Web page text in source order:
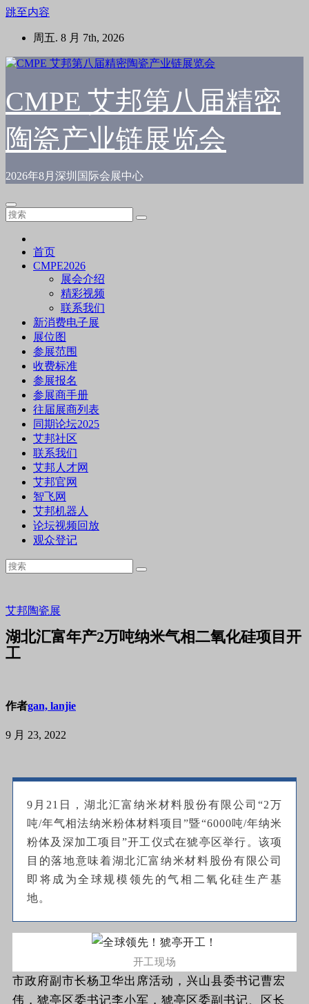
跳至内容
周五. 8 月 7th, 2026
CMPE 艾邦第八届精密
陶瓷产业链展览会
2026年8月深圳国际会展中心
首页
CMPE2026
展会介绍
精彩视频
联系我们
新消费电子展
展位图
参展范围
收费标准
参展报名
参展商手册
往届展商列表
同期论坛2025
艾邦社区
联系我们
艾邦人才网
艾邦官网
智飞网
艾邦机器人
论坛视频回放
观众登记
艾邦陶瓷展
湖北汇富年产2万吨纳米气相二氧化硅项目开
工
作者gan, lanjie
9 月 23, 2022
9月21日，湖北汇富纳米材料股份有限公司“2万
吨/年气相法纳米粉体材料项目”暨“6000吨/年纳米
粉体及深加工项目”开工仪式在猇亭区举行。该项
目的落地意味着湖北汇富纳米材料股份有限公司
即将成为全球规模领先的气相二氧化硅生产基
地。
开工现场
市政府副市长杨卫华出席活动，兴山县委书记曹宏
伟，猇亭区委书记李小军，猇亭区委副书记、区长